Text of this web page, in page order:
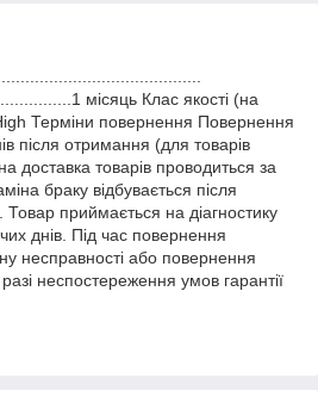
місяць Клас якості (на
Терміни повернення Повернення
після отримання (для товарів
доставка товарів проводиться за
браку відбувається після
Товар приймається на діагностику
днів. Під час повернення
несправності або повернення
неспостереження умов гарантії